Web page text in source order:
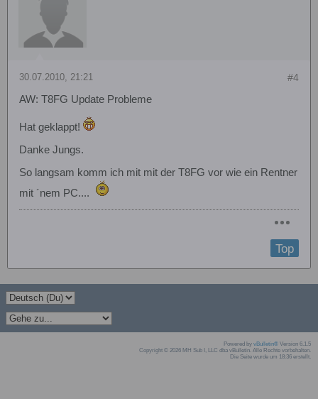
#4
30.07.2010, 21:21
AW: T8FG Update Probleme
Hat geklappt!
Danke Jungs.
So langsam komm ich mit mit der T8FG vor wie ein Rentner
mit ´nem PC....
Top
Powered by vBulletin® Version 6.1.5
Copyright © 2026 MH Sub I, LLC dba vBulletin. Alle Rechte vorbehalten.
Die Seite wurde um 18:36 erstellt.